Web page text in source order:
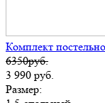
Комплект
6350руб.
3 990 руб.
Размер: